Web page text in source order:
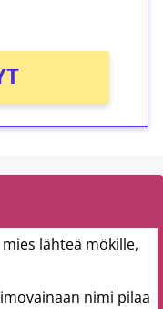
lähteä mökille,
nimi pilaa